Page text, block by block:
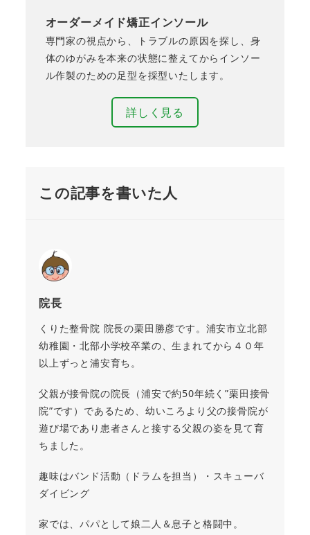
オーダーメイド矯正インソール
専門家の視点から、トラブルの原因を探し、身
体のゆがみを本来の状態に整えてからインソー
ル作製のための足型を採型いたします。
詳しく見る
この記事を書いた人
院長
くりた整骨院 院長の栗田勝彦です。浦安市立北部
幼稚園・北部小学校卒業の、生まれてから４０年
以上ずっと浦安育ち。
父親が接骨院の院長（浦安で約50年続く”栗田接骨
院”です）であるため、幼いころより父の接骨院が
遊び場であり患者さんと接する父親の姿を見て育
ちました。
趣味はバンド活動（ドラムを担当）・スキューバ
ダイビング
家では、パパとして娘二人＆息子と格闘中。